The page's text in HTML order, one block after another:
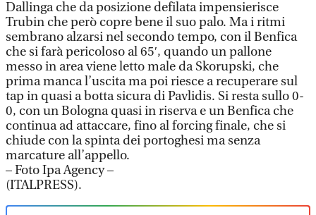
Dallinga che da posizione defilata impensierisce
Trubin che però copre bene il suo palo. Ma i ritmi
sembrano alzarsi nel secondo tempo, con il Benfica
che si farà pericoloso al 65′, quando un pallone
messo in area viene letto male da Skorupski, che
prima manca l’uscita ma poi riesce a recuperare sul
tap in quasi a botta sicura di Pavlidis. Si resta sullo 0-
0, con un Bologna quasi in riserva e un Benfica che
continua ad attaccare, fino al forcing finale, che si
chiude con la spinta dei portoghesi ma senza
marcature all’appello.
– Foto Ipa Agency –
(ITALPRESS).